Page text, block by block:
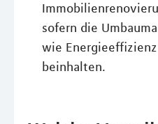
sofern die
wie
beinhalten.